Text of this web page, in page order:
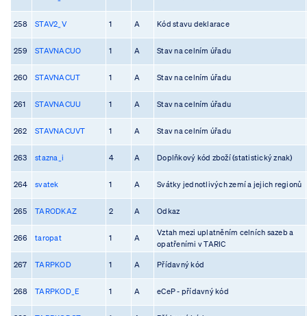
258 STAV2_V 1 A Kód stavu deklarace
259 STAVNACUO 1 A Stav na celním úřadu
260 STAVNACUT 1 A Stav na celním úřadu
261 STAVNACUU 1 A Stav na celním úřadu
262 STAVNACUVT 1 A Stav na celním úřadu
263 stazna_i 4 A Doplňkový kód zboží (statistický znak)
264 svatek 1 A Svátky jednotlivých zemí a jejich regionů
265 TARODKAZ 2 A Odkaz
266 taropat 1 A
Vztah mezi uplatněním celních sazeb a
opatřeními v TARIC
267 TARPKOD 1 A Přídavný kód
268 TARPKOD_E 1 A eCeP - přídavný kód